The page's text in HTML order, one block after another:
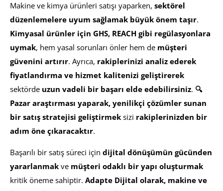
Makine ve kimya ürünleri satışı yaparken, sektörel
düzenlemelere uyum sağlamak büyük önem taşır.
Kimyasal ürünler için GHS, REACH gibi regülasyonlara
uymak, hem yasal sorunları önler hem de müşteri
güvenini artırır. Ayrıca, rakiplerinizi analiz ederek
fiyatlandırma ve hizmet kalitenizi geliştirerek
sektörde uzun vadeli bir başarı elde edebilirsiniz. 🔍
Pazar araştırması yaparak, yenilikçi çözümler sunan
bir satış stratejisi geliştirmek sizi rakiplerinizden bir
adım öne çıkaracaktır.
Başarılı bir satış süreci için dijital dönüşümün gücünden
yararlanmak ve müşteri odaklı bir yapı oluşturmak
kritik öneme sahiptir. Adapte Dijital olarak, makine ve